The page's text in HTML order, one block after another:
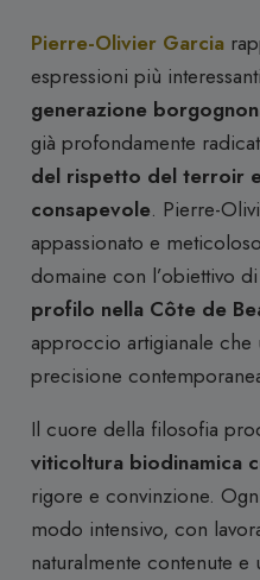
quantità
Pierre-Olivier Garcia
espressioni più
generazione
già profondamente
del rispetto del terroir
consapevole. Pierre-
appassionato e
domaine con l’obiettivo
profilo nella Côte de
approccio artigianale che
precisione
Il cuore della filosofia
viticoltura biodinamica
rigore e convinzione.
modo intensivo, con
naturalmente contenute e